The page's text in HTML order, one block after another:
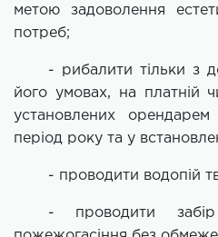
метою задоволення
потреб;
- рибалити тільки з
його умовах, на платній
установлених
період року та у
- проводити водопій
- проводити